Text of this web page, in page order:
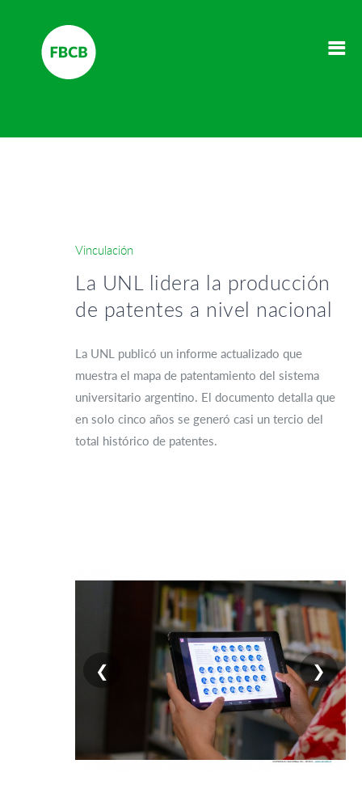
Vinculación
La UNL lidera la producción
de patentes a nivel nacional
La UNL publicó un informe actualizado que
muestra el mapa de patentamiento del sistema
universitario argentino. El documento detalla que
en solo cinco años se generó casi un tercio del
total histórico de patentes.
❮ ❯